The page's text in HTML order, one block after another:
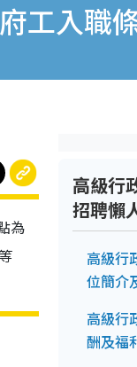
工入職
為
高級行
招聘懶
高級行
位簡介
高級行
酬及福